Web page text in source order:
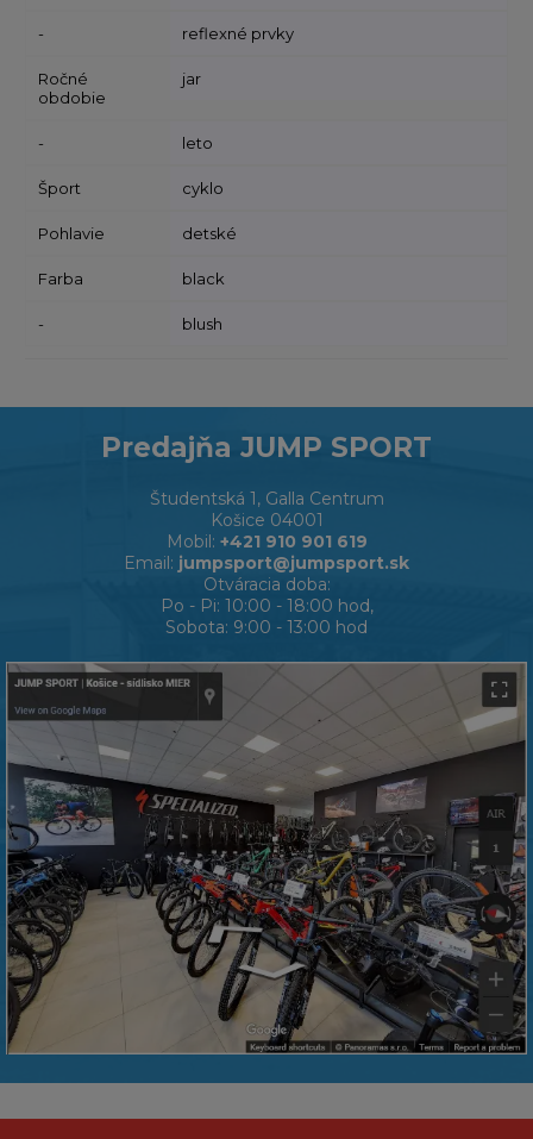
- reflexné prvky
Ročné
obdobie
jar
- leto
Šport cyklo
Pohlavie detské
Farba black
- blush
Predajňa JUMP SPORT
Študentská 1, Galla Centrum
Košice 04001
Mobil: +421 910 901 619
Email: jumpsport@jumpsport.sk
Otváracia doba:
Po - Pi: 10:00 - 18:00 hod,
Sobota: 9:00 - 13:00 hod